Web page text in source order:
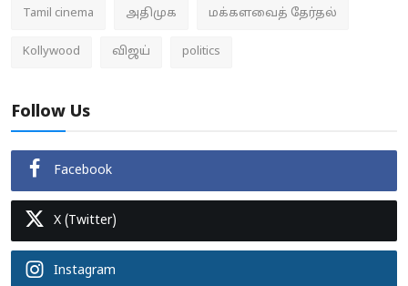
Tamil cinema அதிமுக மக்களவைத் தேர்தல்
Kollywood விஜய் politics
Follow Us
Facebook
X (Twitter)
Instagram